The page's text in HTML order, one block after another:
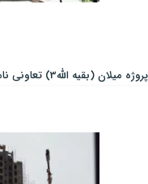
پروژه میلان (بقیه الله3) تعاونی نامی اریکه پارسیان